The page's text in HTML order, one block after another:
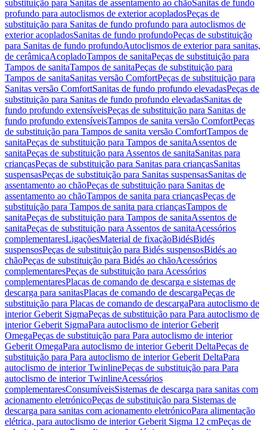
substituição para Sanitas de assentamento ao chãoSanitas de fundo
profundo para autoclismos de exterior acopladosPeças de
substituição para Sanitas de fundo profundo para autoclismos de
exterior acopladosSanitas de fundo profundoPeças de substituição
para Sanitas de fundo profundoAutoclismos de exterior para sanitas,
de cerâmicaAcopladoTampos de sanitaPeças de substituição para
Tampos de sanitaTampos de sanitaPeças de substituição para
Tampos de sanitaSanitas versão ComfortPeças de substituição para
Sanitas versão ComfortSanitas de fundo profundo elevadasPeças de
substituição para Sanitas de fundo profundo elevadasSanitas de
fundo profundo extensíveisPeças de substituição para Sanitas de
fundo profundo extensíveisTampos de sanita versão ComfortPeças
de substituição para Tampos de sanita versão ComfortTampos de
sanitaPeças de substituição para Tampos de sanitaAssentos de
sanitaPeças de substituição para Assentos de sanitaSanitas para
criançasPeças de substituição para Sanitas para criançasSanitas
suspensasPeças de substituição para Sanitas suspensasSanitas de
assentamento ao chãoPeças de substituição para Sanitas de
assentamento ao chãoTampos de sanita para criançasPeças de
substituição para Tampos de sanita para criançasTampos de
sanitaPeças de substituição para Tampos de sanitaAssentos de
sanitaPeças de substituição para Assentos de sanitaAcessórios
complementaresLigaçõesMaterial de fixaçãoBidésBidés
suspensosPeças de substituição para Bidés suspensosBidés ao
chãoPeças de substituição para Bidés ao chãoAcessórios
complementaresPeças de substituição para Acessórios
complementaresPlacas de comando de descarga e sistemas de
descarga para sanitasPlacas de comando de descargaPeças de
substituição para Placas de comando de descargaPara autoclismo de
interior Geberit SigmaPeças de substituição para Para autoclismo de
interior Geberit SigmaPara autoclismo de interior Geberit
OmegaPeças de substituição para Para autoclismo de interior
Geberit OmegaPara autoclismo de interior Geberit DeltaPeças de
substituição para Para autoclismo de interior Geberit DeltaPara
autoclismo de interior TwinlinePeças de substituição para Para
autoclismo de interior TwinlineAcessórios
complementaresConsumíveisSistemas de descarga para sanitas com
acionamento eletrónicoPeças de substituição para Sistemas de
descarga para sanitas com acionamento eletrónicoPara alimentação
elétrica, para autoclismo de interior Geberit Sigma 12 cmPeças de